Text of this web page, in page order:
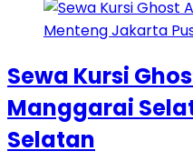
Sewa Kursi
Manggarai
Selatan